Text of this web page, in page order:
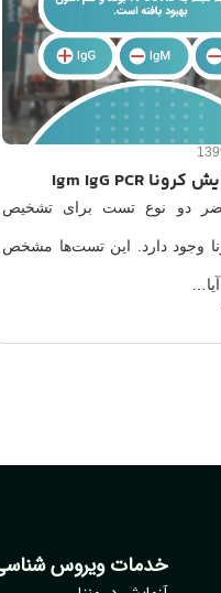
+ علت، علائم، و بهترین
است که به صورت موقت
را فلج می‌کند. این اتفاق اغلب
خدمات ویروس شناسی